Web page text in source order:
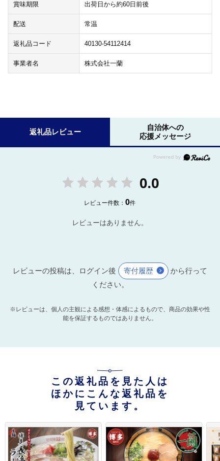
賞味期限 出荷日から約60日前後
配送 常温
返礼品コード 40130-54112414
事業者名 株式会社一蘭
返礼品レビュー
自治体への
応援メッセージ
0.0
レビュー件数：0件
レビューはありません。
レビューの投稿は、ログイン後 寄付履歴
から行って
ください。
※レビューは、個人の主観による感想・体感によるもので、商品の効果や性
能を保証するものではありません。
この返礼品を見た人は
ほかにこんな返礼品を
見ています。